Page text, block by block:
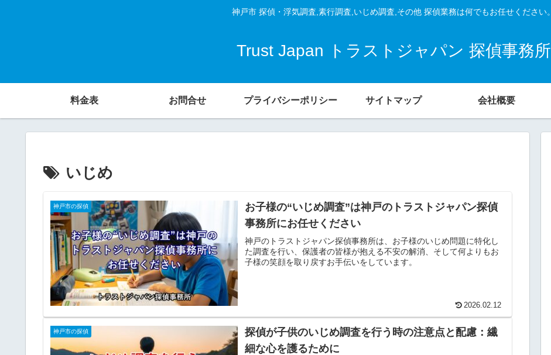
神戸市 探偵・浮気調査,素行調査,いじめ調査,その他 探偵業務は何でもお任せください。
Trust Japan トラストジャパン 探偵事務所
料金表 お問合せ プライバシーポリシー サイトマップ 会社概要
いじめ
神戸市の探偵
お子様の“いじめ調査”は神戸のトラストジャパン探偵
事務所にお任せください
神戸のトラストジャパン探偵事務所は、お子様のいじめ問題に特化し
た調査を行い、保護者の皆様が抱える不安の解消、そして何よりもお
子様の笑顔を取り戻すお手伝いをしています。
2026.02.12
神戸市の探偵
探偵が子供のいじめ調査を行う時の注意点と配慮：繊
細な心を護るために